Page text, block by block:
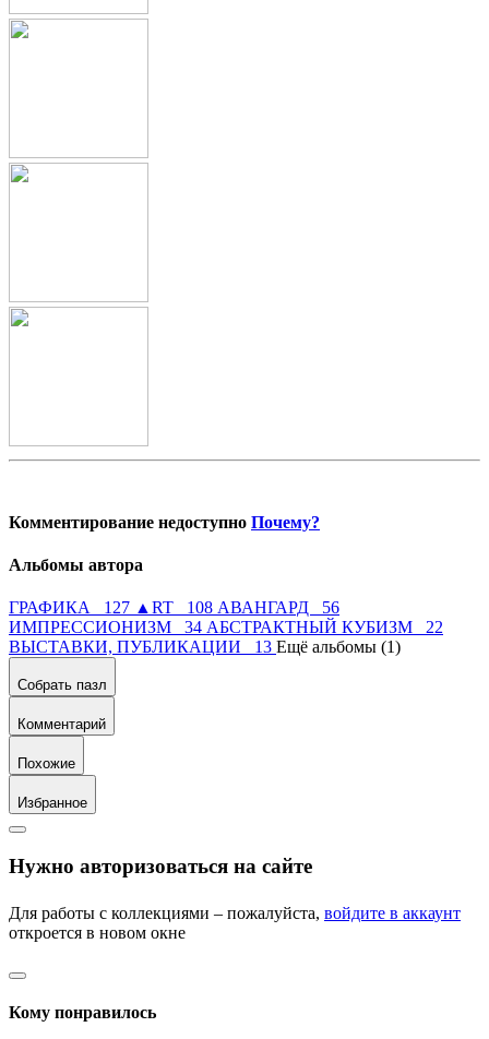
Комментирование недоступно Почему?
Альбомы автора
ГРАФИКА 127 ▲RT 108 АВАНГАРД 56
ИМПРЕССИОНИЗМ 34 АБСТРАКТНЫЙ КУБИЗМ 22
ВЫСТАВКИ, ПУБЛИКАЦИИ 13 Ещё альбомы (1)
Собрать пазл
Комментарий
Похожие
Избранное
Нужно авторизоваться на сайте
Для работы с коллекциями – пожалуйста, войдите в аккаунт
откроется в новом окне
Кому понравилось